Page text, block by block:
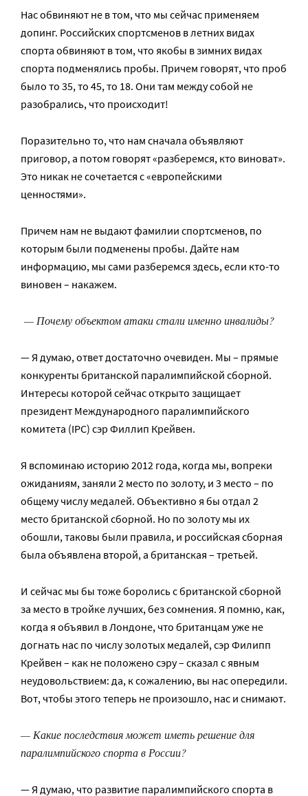
Нас обвиняют не в том, что мы сейчас применяем
допинг. Российских спортсменов в летних видах
спорта обвиняют в том, что якобы в зимних видах
спорта подменялись пробы. Причем говорят, что проб
было то 35, то 45, то 18. Они там между собой не
разобрались, что происходит!
Поразительно то, что нам сначала объявляют
приговор, а потом говорят «разберемся, кто виноват».
Это никак не сочетается с «европейскими
ценностями».
Причем нам не выдают фамилии спортсменов, по
которым были подменены пробы. Дайте нам
информацию, мы сами разберемся здесь, если кто-то
виновен – накажем.
— Почему объектом атаки стали именно инвалиды?
— Я думаю, ответ достаточно очевиден. Мы – прямые
конкуренты британской паралимпийской сборной.
Интересы которой сейчас открыто защищает
президент Международного паралимпийского
комитета (IPC) сэр Филлип Крейвен.
Я вспоминаю историю 2012 года, когда мы, вопреки
ожиданиям, заняли 2 место по золоту, и 3 место – по
общему числу медалей. Объективно я бы отдал 2
место британской сборной. Но по золоту мы их
обошли, таковы были правила, и российская сборная
была объявлена второй, а британская – третьей.
И сейчас мы бы тоже боролись с британской сборной
за место в тройке лучших, без сомнения. Я помню, как,
когда я объявил в Лондоне, что британцам уже не
догнать нас по числу золотых медалей, сэр Филипп
Крейвен – как не положено сэру – сказал с явным
неудовольствием: да, к сожалению, вы нас опередили.
Вот, чтобы этого теперь не произошло, нас и снимают.
— Какие последствия может иметь решение для
паралимпийского спорта в России?
— Я думаю, что развитие паралимпийского спорта в